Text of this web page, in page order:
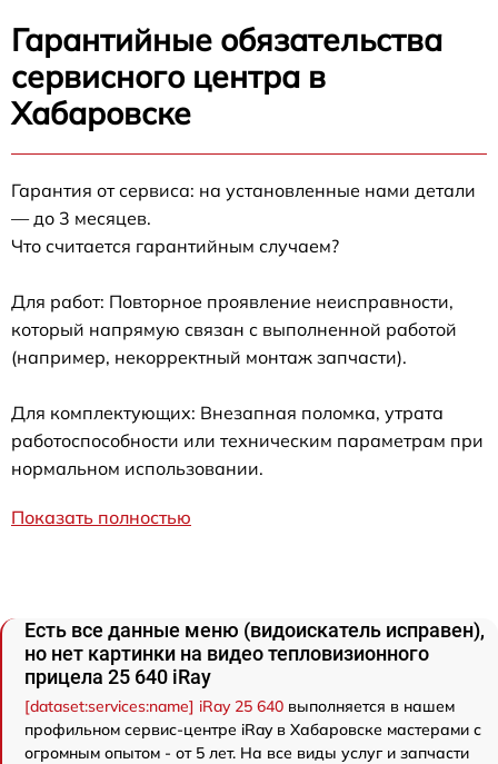
Гарантийные обязательства
сервисного центра в
Хабаровске
Гарантия от сервиса: на установленные нами детали
— до 3 месяцев.
Что считается гарантийным случаем?
Для работ: Повторное проявление неисправности,
который напрямую связан с выполненной работой
(например, некорректный монтаж запчасти).
Для комплектующих: Внезапная поломка, утрата
работоспособности или техническим параметрам при
нормальном использовании.
Показать полностью
Есть все данные меню (видоискатель исправен),
но нет картинки на видео тепловизионного
прицела 25 640 iRay
[dataset:services:name] iRay 25 640 выполняется в нашем
профильном сервис-центре iRay в Хабаровске мастерами с
огромным опытом - от 5 лет. На все виды услуг и запчасти